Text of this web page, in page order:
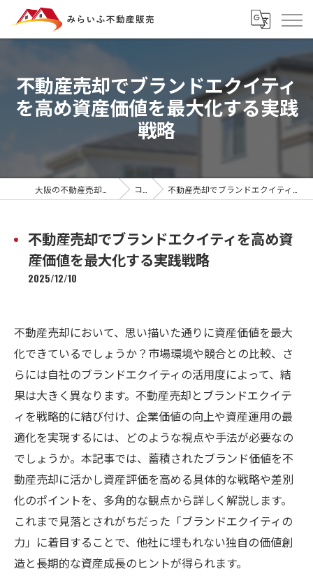
不動産売却でブランドエクイティ
を高め資産価値を最大化する実践
戦略
コラム 不動産売却でブランドエクイティを高め資産価値を最大化する実践戦略
不動産売却でブランドエクイティを高め資
産価値を最大化する実践戦略
2025/12/10
不動産売却において、思い描いた通りに資産価値を最大
化できているでしょうか？市場環境や競合との比較、さ
らには自社のブランドエクイティの活用度によって、結
果は大きく異なります。不動産売却とブランドエクイテ
ィを戦略的に結び付け、企業価値の向上や資産運用の最
適化を実現するには、どのような視点や手法が必要なの
でしょうか。本記事では、蓄積されたブランド価値を不
動産売却に活かし資産評価を高める具体的な戦略や差別
化のポイントを、多角的な観点から詳しく解説します。
これまで見落とされがちだった「ブランドエクイティの
力」に着目することで、他社に埋もれない独自の価値創
造と長期的な資産成長のヒントが得られます。